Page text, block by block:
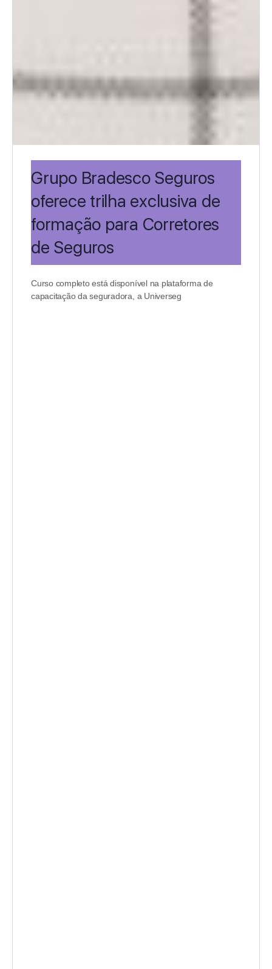
Grupo Bradesco Seguros
oferece trilha exclusiva de
formação para Corretores
de Seguros
Curso completo está disponível na plataforma de
capacitação da seguradora, a Universeg